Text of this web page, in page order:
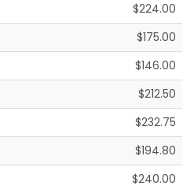
$224.00
$175.00
$146.00
$212.50
$232.75
$194.80
$240.00